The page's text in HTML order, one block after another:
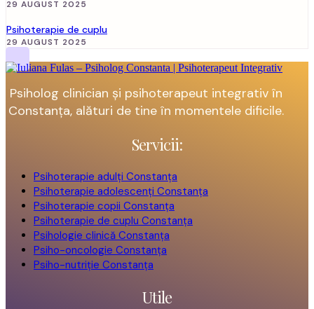
29 AUGUST 2025
Psihoterapie de cuplu
29 AUGUST 2025
Psiholog clinician și psihoterapeut integrativ în
Constanța, alături de tine în momentele dificile.
Servicii:
Psihoterapie adulți Constanța
Psihoterapie adolescenți Constanța
Psihoterapie copii Constanța
Psihoterapie de cuplu Constanța
Psihologie clinică Constanța
Psiho-oncologie Constanța
Psiho-nutriție Constanța
Utile